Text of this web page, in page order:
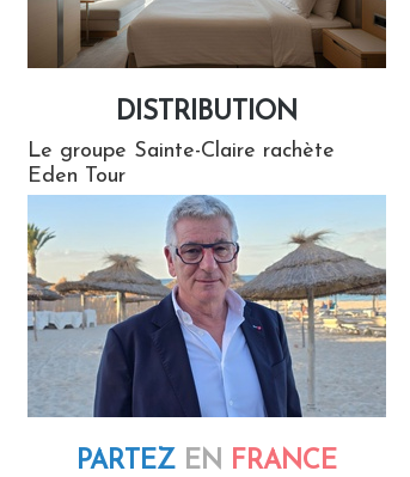
DISTRIBUTION
Le groupe Sainte-Claire rachète
Eden Tour
PARTEZ EN FRANCE